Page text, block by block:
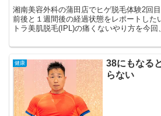
湘南美容外科の蒲田店でヒゲ脱毛体験2回
前後と１週間後の経過状態をレポートした
トラ美肌脱毛(IPL)の痛くないやり方を今回
健康
38にもなる
らない